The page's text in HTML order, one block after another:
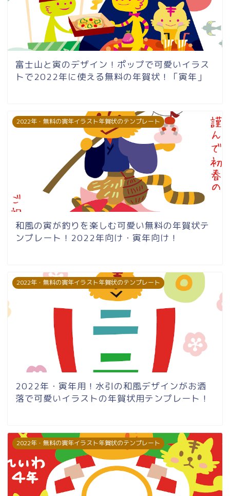
富士山と寅のデザイン！ポップで可愛いイラス
トで2022年に使える無料の年賀状！「寅年」
2022年・無料の寅年イラスト年賀状のテンプレート
和風の寅が釣りを楽しむ可愛い無料の年賀状テ
ンプレート！2022年向け・寅年向け！
2022年・無料の寅年イラスト年賀状のテンプレート
2022年・寅年用！水引の和風デザインがお洒
落で可愛いイラストの年賀状用テンプレート！
2022年・無料の寅年イラスト年賀状のテンプレート